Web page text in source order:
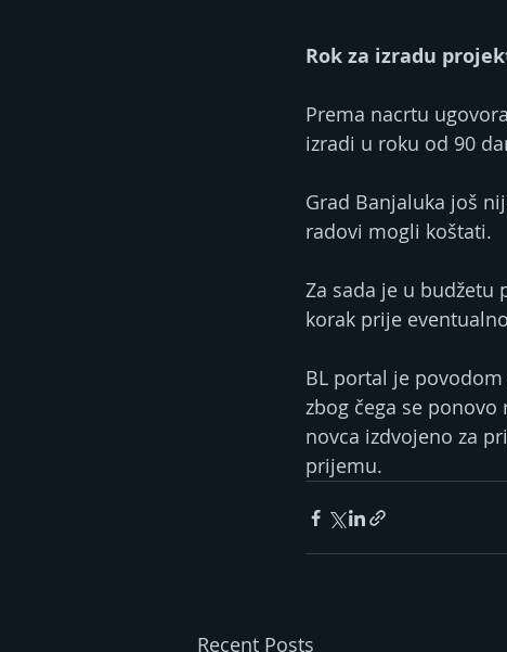
Rok za izradu
Prema nacrtu
izradi u roku od 90
Grad Banjaluka još
radovi mogli koštati.
Za sada je u budžetu
korak prije
BL portal je
zbog čega se
novca izdvojeno za
prijemu.
Recent Posts